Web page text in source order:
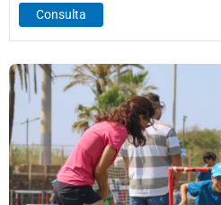
Consulta